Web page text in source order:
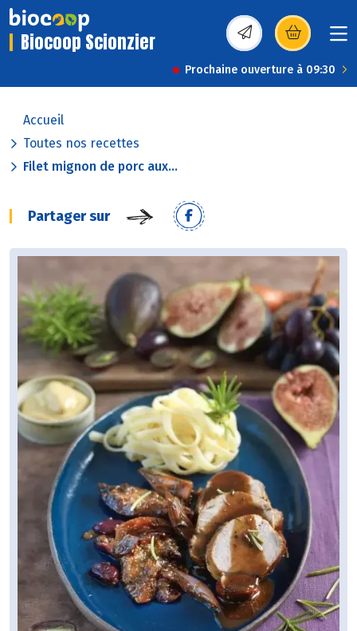
Biocoop Scionzier (s’ouvre dans une
Prochaine ouverture à 09:30
Accueil
Toutes nos recettes
Filet mignon de porc aux...
Partager sur